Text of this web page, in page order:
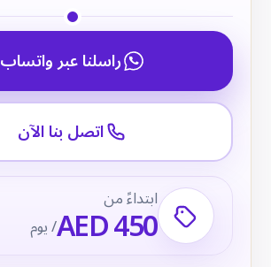
راسلنا عبر واتساب
اتصل بنا الآن
ابتداءً من
AED 450/ يوم